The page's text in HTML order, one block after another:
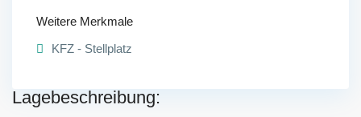
Weitere Merkmale
KFZ - Stellplatz
Lagebeschreibung: